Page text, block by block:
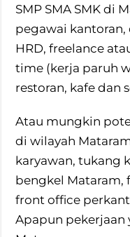
SMP SMA SMK di
pegawai kantoran,
HRD, freelance
time (kerja paruh
restoran, kafe dan
Atau mungkin
di wilayah
karyawan, tukang
bengkel Mataram,
front office
Apapun pekerjaan